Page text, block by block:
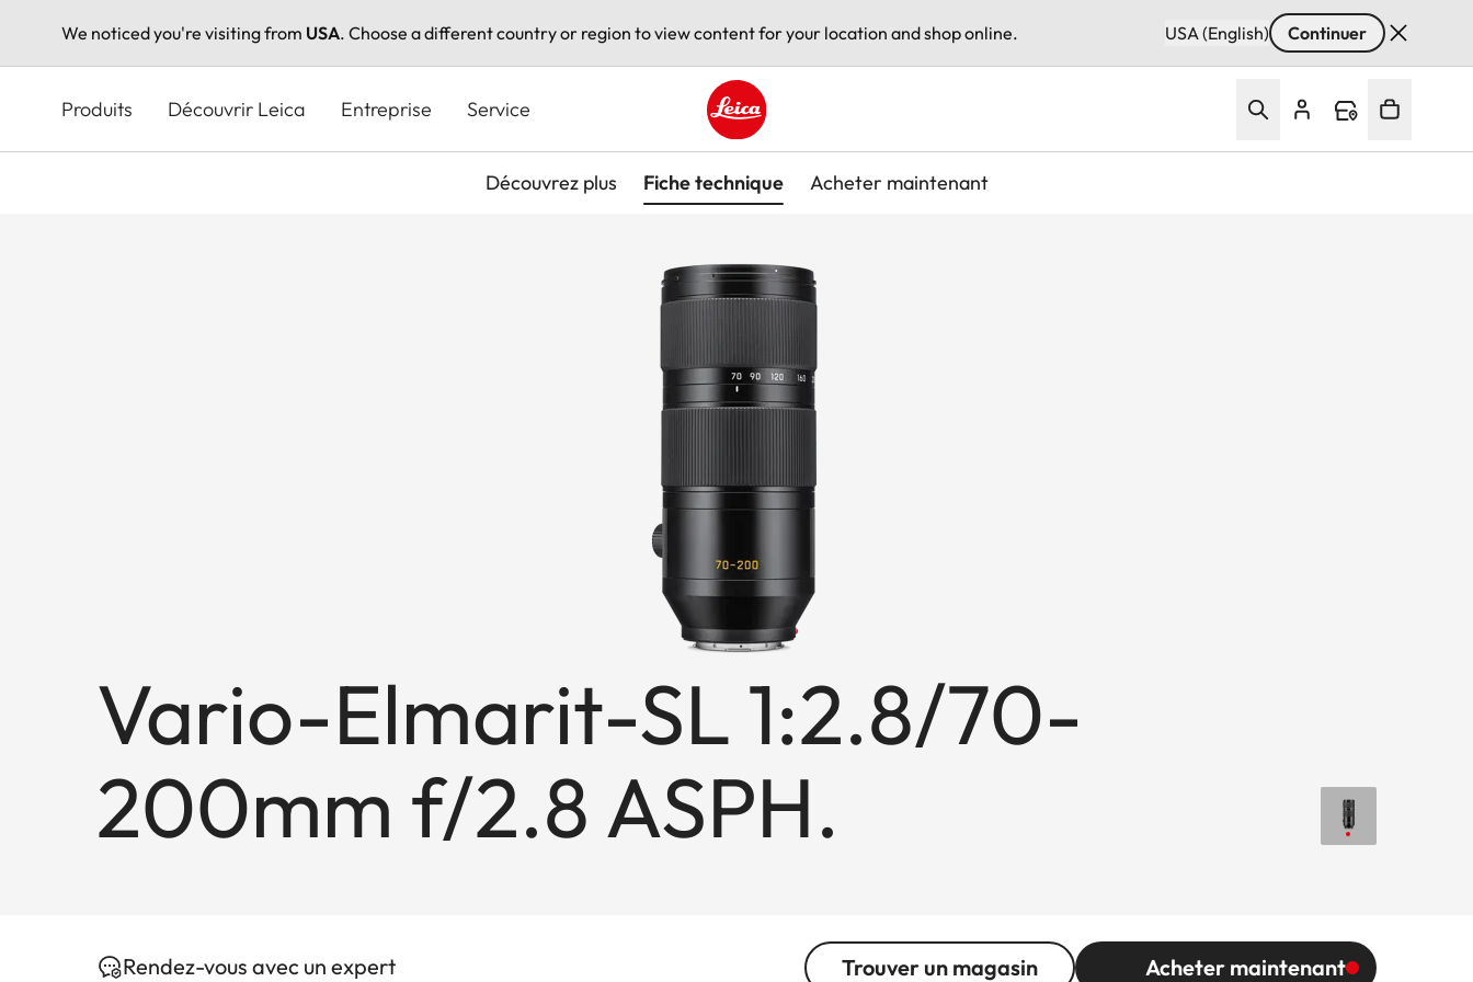
We noticed you're visiting from USA. Choose a different country or region to view content for your location and shop online. USA (English) Continuer
principal
Produits Découvrir Leica Entreprise Service
Leica logo - Home
Découvrez plus Fiche technique Acheter maintenant
Vario-Elmarit-SL 1:2.8/70-
200mm f/2.8 ASPH.
Rendez-vous avec un expert Trouver un magasin Acheter maintenant